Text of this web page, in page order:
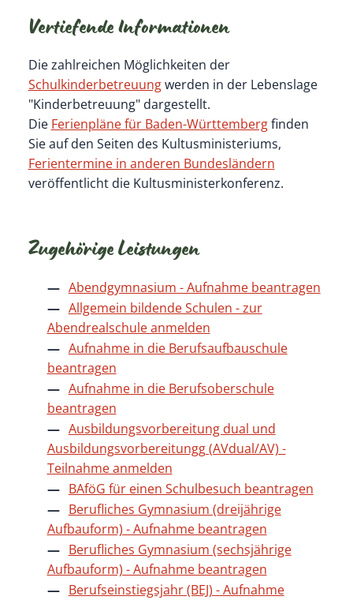
Vertiefende Informationen
Die zahlreichen Möglichkeiten der
Schulkinderbetreuungwerden in der Lebenslage
"Kinderbetreuung" dargestellt.
Die Ferienpläne für Baden-Württembergfinden
Sie auf den Seiten des Kultusministeriums,
Ferientermine in anderen Bundesländern
veröffentlicht die Kultusministerkonferenz.
Zugehörige Leistungen
Abendgymnasium - Aufnahme beantragen
Allgemein bildende Schulen - zur
Abendrealschule anmelden
Aufnahme in die Berufsaufbauschule
beantragen
Aufnahme in die Berufsoberschule
beantragen
Ausbildungsvorbereitung dual und
Ausbildungsvorbereitungg (AVdual/AV) -
Teilnahme anmelden
BAföG für einen Schulbesuch beantragen
Berufliches Gymnasium (dreijährige
Aufbauform) - Aufnahme beantragen
Berufliches Gymnasium (sechsjährige
Aufbauform) - Aufnahme beantragen
Berufseinstiegsjahr (BEJ) - Aufnahme